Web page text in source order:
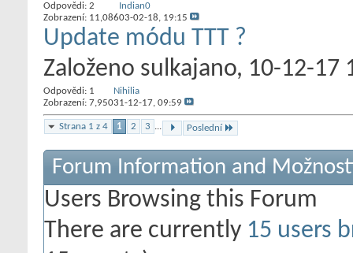
Odpovědi: 2
Zobrazení: 11,086
Indian0
03-02-18, 19:15
Update módu TTT ?
Založeno sulkajano‎, 10-12-17
Odpovědi: 1
Zobrazení: 7,950
Nihilia
31-12-17, 09:59
Strana 1 z 4 1 2 3 ... Poslední
Forum Information and
Users Browsing this Forum
There are currently 15 users